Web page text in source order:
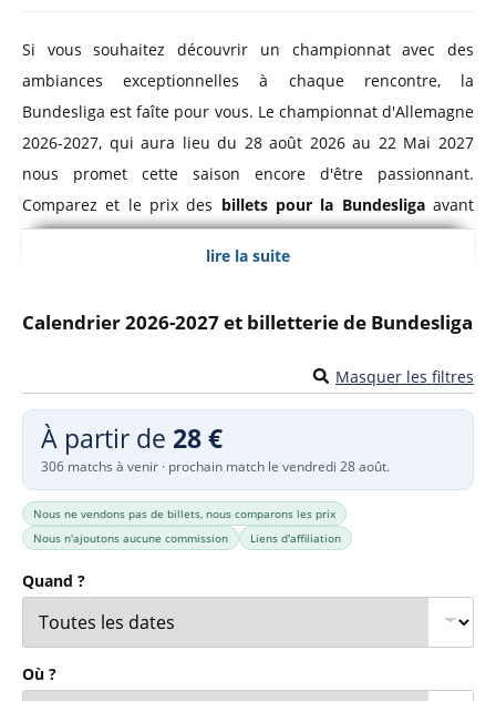
Si vous souhaitez découvrir un championnat avec des
ambiances exceptionnelles à chaque rencontre, la
Bundesliga est faîte pour vous. Le championnat d'Allemagne
2026-2027, qui aura lieu du 28 août 2026 au 22 Mai 2027
nous promet cette saison encore d'être passionnant.
Comparez et le prix des billets pour la Bundesligaavant
d'acheter votre sésame pour votre place au stade.
1903. Ce n'est qu'en 1963 que la Bundesliga adopte le
format de championnat à poule unique qu'on lui connaît
actuellement. Le championnat allemand regroupe les 18
meilleurs équipes professionnelles d'Allemagne et se
dispute sur 34 journées.
deux saisons a fait belle impression la saison passée, mais
n'a rien pu faire contre le
, qui a récupéré
son trophée. Le Bayern devra livrer également bataille avec
leBorussia Dortmund
lire la suite
Calendrier 2026-2027 et billetterie de Bundesliga
Masquer les filtres
À partir de 28 €
306 matchs à venir · prochain match le vendredi 28 août.
Nous ne vendons pas de billets, nous comparons les prix
Nous n'ajoutons aucune commission
Liens d'affiliation
Quand ?
Où ?